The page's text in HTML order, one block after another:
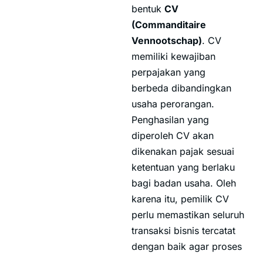
bentuk CV
(Commanditaire
Vennootschap). CV
memiliki kewajiban
perpajakan yang
berbeda dibandingkan
usaha perorangan.
Penghasilan yang
diperoleh CV akan
dikenakan pajak sesuai
ketentuan yang berlaku
bagi badan usaha. Oleh
karena itu, pemilik CV
perlu memastikan seluruh
transaksi bisnis tercatat
dengan baik agar proses